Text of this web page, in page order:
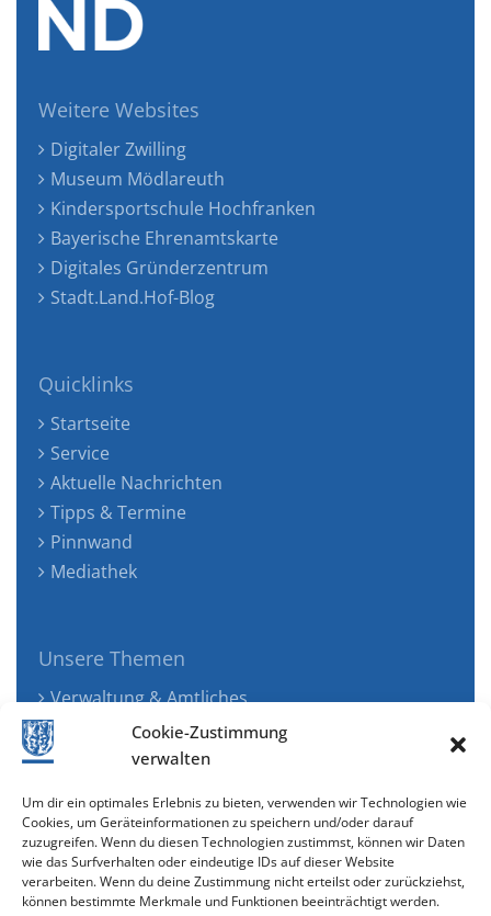
Cookie-Zustimmung
verwalten
Um dir ein optimales Erlebnis zu bieten, verwenden wir Technologien wie
Cookies, um Geräteinformationen zu speichern und/oder darauf
zuzugreifen. Wenn du diesen Technologien zustimmst, können wir Daten
wie das Surfverhalten oder eindeutige IDs auf dieser Website
verarbeiten. Wenn du deine Zustimmung nicht erteilst oder zurückziehst,
können bestimmte Merkmale und Funktionen beeinträchtigt werden.
Weitere Websites
Digitaler Zwilling
Museum Mödlareuth
Kindersportschule Hochfranken
Bayerische Ehrenamtskarte
Digitales Gründerzentrum
Stadt.Land.Hof-Blog
Quicklinks
Startseite
Service
Aktuelle Nachrichten
Tipps & Termine
Pinnwand
Mediathek
Unsere Themen
Verwaltung & Amtliches
Jugend, Familie & Gesundheit
Tourismus, Freizeit & Ökologie
Wirtschaft & Verkehr
Senioren & Inklusion